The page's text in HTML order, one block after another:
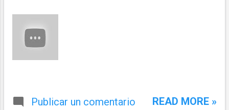
Publicar un comentario READ MORE »